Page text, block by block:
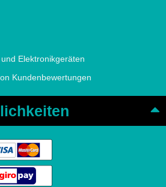
Elektronikgeräten
Kundenbewertungen